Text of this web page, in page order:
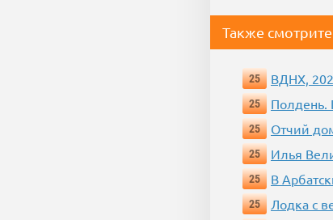
Также
25 ВДНХ,
25
Полдень.
25
Отчий
25
Илья
25
В
25
Лодка с